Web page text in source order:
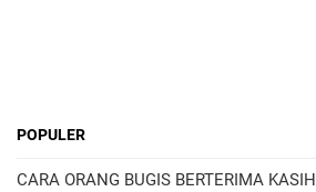
POPULER
CARA ORANG BUGIS BERTERIMA KASIH